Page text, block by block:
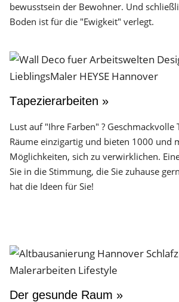
bewusstsein der Bewohner. Und
Boden ist für die "Ewigkeit" verlegt.
Tapezierarbeiten »
Lust auf "Ihre Farben" ? Geschmackvolle
Räume einzigartig und bieten 1000 und
Möglichkeiten, sich zu verwirklichen.
Sie in die Stimmung, die Sie zuhause
hat die Ideen für Sie!
Der gesunde Raum »